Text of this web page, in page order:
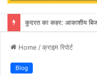
Home /क्राइम रिपोर्ट
Blog